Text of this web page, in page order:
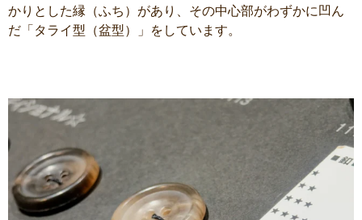
かりとした縁（ふち）があり、その中心部がわずかに凹ん
だ「タライ型（盆型）」をしています。